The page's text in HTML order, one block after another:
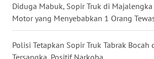
Diduga Mabuk, Sopir Truk di
Motor yang Menyebabkan 1 Orang
Polisi Tetapkan Sopir Truk Tabrak Bocah
Tersangka, Positif Narkoba
KALTIM
SULSEL